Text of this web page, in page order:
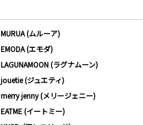
MURUA (ムルーア)
EMODA (エモダ)
LAGUNAMOON (ラグナムーン)
jouetie (ジュエティ)
merry jenny (メリージェニー)
EATME (イートミー)